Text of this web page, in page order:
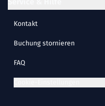
Kontakt
Buchung stornieren
FAQ